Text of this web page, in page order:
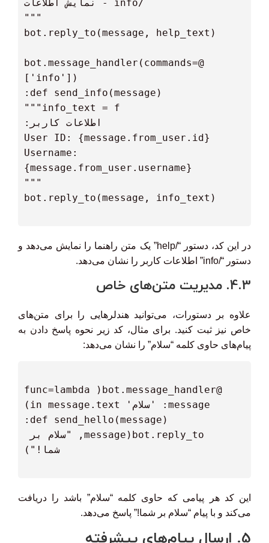
@bot.message_handler(commands=
  Username:
در این کد، دستور “/help” یک متن راهنما را نمایش می‌دهد و
دستور “/info” اطلاعات کاربر را نشان می‌دهد.
4.3. مدیریت متن‌های خاص
علاوه بر دستورات، می‌توانید هندلرهایی را برای متن‌های
خاص نیز ثبت کنید. برای مثال، کد زیر نحوه پاسخ دادن به
پیام‌های حاوی کلمه “سلام” را نشان می‌دهد:
@bot.message_handler(func=lambda
این کد هر پیامی که حاوی کلمه “سلام” باشد را دریافت
می‌کند و با پیام “سلام بر شما!” پاسخ می‌دهد.
5. ارسال پیام‌های پیشرفته